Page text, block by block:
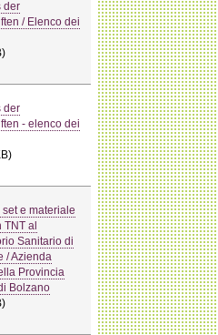
der
/ Elenco dei
der
- elenco dei
set e materiale
al
Sanitario di
/ Azienda
Provincia
Bolzano